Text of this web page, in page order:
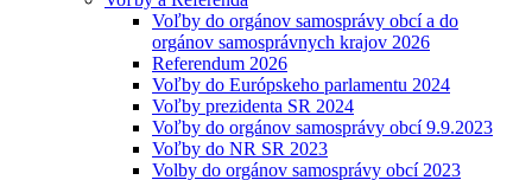
Voľby do orgánov samosprávy obcí a do
orgánov samosprávnych krajov 2026
Referendum 2026
Voľby do Európskeho parlamentu 2024
Voľby prezidenta SR 2024
Voľby do orgánov samosprávy obcí 9.9.2023
Voľby do NR SR 2023
Volby do orgánov samosprávy obcí 2023